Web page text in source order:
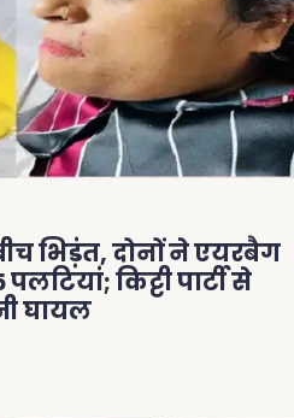
भिड़ंत, दोनों ने एयरबैग
किट्टी पार्टी से
घायल